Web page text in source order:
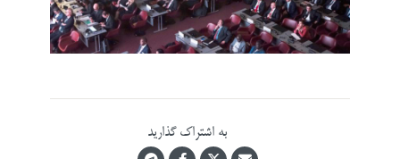
به اشتراک گذارید